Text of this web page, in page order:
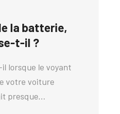
la batterie,
t-il ?
lorsque le voyant
votre voiture
presque…